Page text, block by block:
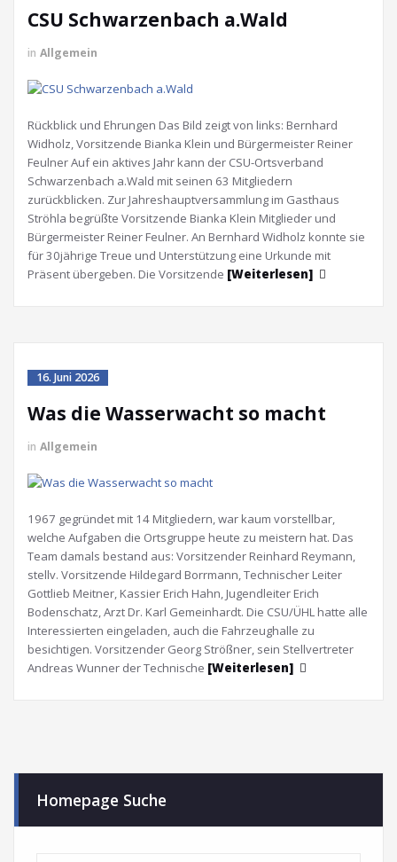
CSU Schwarzenbach a.Wald
in Allgemein
Rückblick und Ehrungen Das Bild zeigt von links: Bernhard
Widholz, Vorsitzende Bianka Klein und Bürgermeister Reiner
Feulner Auf ein aktives Jahr kann der CSU-Ortsverband
Schwarzenbach a.Wald mit seinen 63 Mitgliedern
zurückblicken. Zur Jahreshauptversammlung im Gasthaus
Ströhla begrüßte Vorsitzende Bianka Klein Mitglieder und
Bürgermeister Reiner Feulner. An Bernhard Widholz konnte sie
für 30jährige Treue und Unterstützung eine Urkunde mit
Präsent übergeben. Die Vorsitzende [Weiterlesen]
16. Juni 2026
Was die Wasserwacht so macht
in Allgemein
1967 gegründet mit 14 Mitgliedern, war kaum vorstellbar,
welche Aufgaben die Ortsgruppe heute zu meistern hat. Das
Team damals bestand aus: Vorsitzender Reinhard Reymann,
stellv. Vorsitzende Hildegard Borrmann, Technischer Leiter
Gottlieb Meitner, Kassier Erich Hahn, Jugendleiter Erich
Bodenschatz, Arzt Dr. Karl Gemeinhardt. Die CSU/ÜHL hatte alle
Interessierten eingeladen, auch die Fahrzeughalle zu
besichtigen. Vorsitzender Georg Strößner, sein Stellvertreter
Andreas Wunner der Technische [Weiterlesen]
Homepage Suche